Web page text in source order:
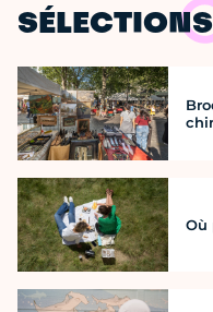
SÉLECTIONS
Où